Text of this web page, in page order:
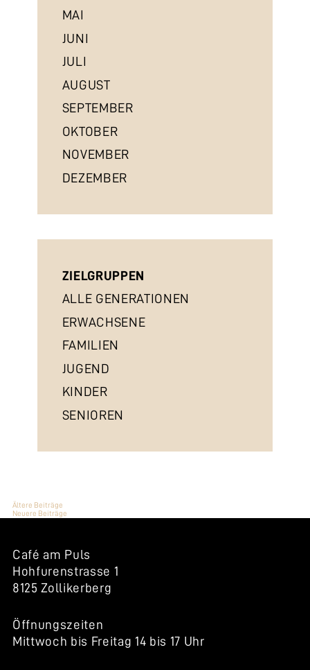
MAI
JUNI
JULI
AUGUST
SEPTEMBER
OKTOBER
NOVEMBER
DEZEMBER
ZIELGRUPPEN
ALLE GENERATIONEN
ERWACHSENE
FAMILIEN
JUGEND
KINDER
SENIOREN
BEITRAGSNAVIGATION
Ältere Beiträge
Neuere Beiträge
Café am Puls
Hohfurenstrasse 1
8125 Zollikerberg
Öffnungszeiten
Mittwoch bis Freitag 14 bis 17 Uhr